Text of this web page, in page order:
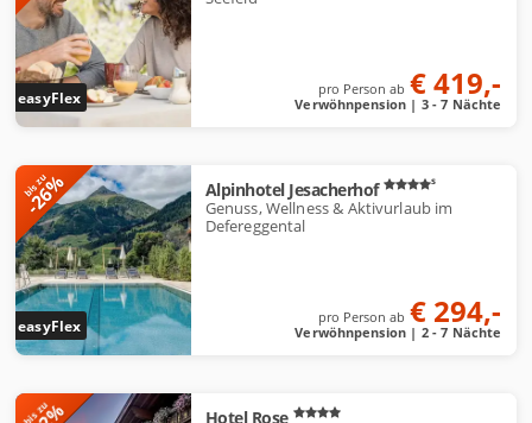
e
b
o
t
easyFlex pro Person ab € 419,-
Verwöhnpension | 3 - 7 Nächte
easyFlex
Alpinhotel Jesacherhof s
Genuss, Wellness & Aktivurlaub im
Defereggental
pro Person ab € 294,-
Verwöhnpension | 2 - 7 Nächte
bis zu
-26%
Hotel Rose
bis zu